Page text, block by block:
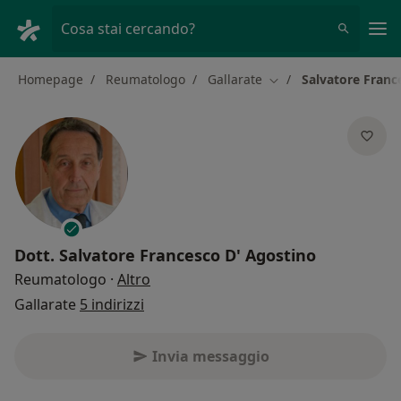
Cosa stai cercando?
Homepage Reumatologo Gallarate Cambia città
Salvatore
Dott. Salvatore Francesco D' Agostino
Reumatologo · Altro
Gallarate 5 indirizzi
Invia messaggio